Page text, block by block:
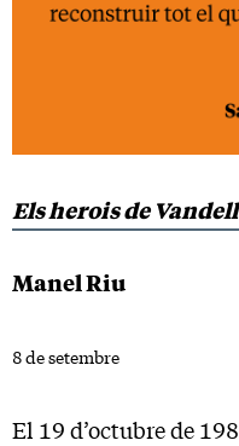
Els herois de
Manel Riu
8 de setembre
El 19 d’octubre de